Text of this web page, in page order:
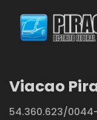
Viacao
54.360.623/